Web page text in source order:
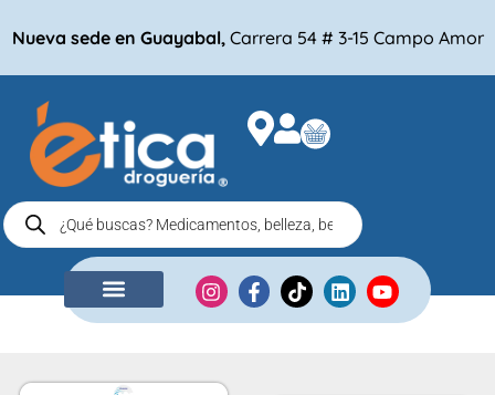
Nueva sede en Guayabal, Carrera 54 # 3-15 Campo Amor